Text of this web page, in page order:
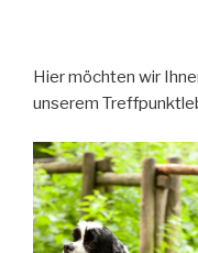
Hier möchten wir
unserem